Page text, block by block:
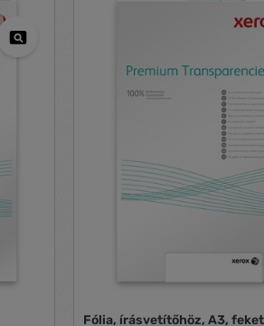
Fólia, írásvetítőhöz, A3,